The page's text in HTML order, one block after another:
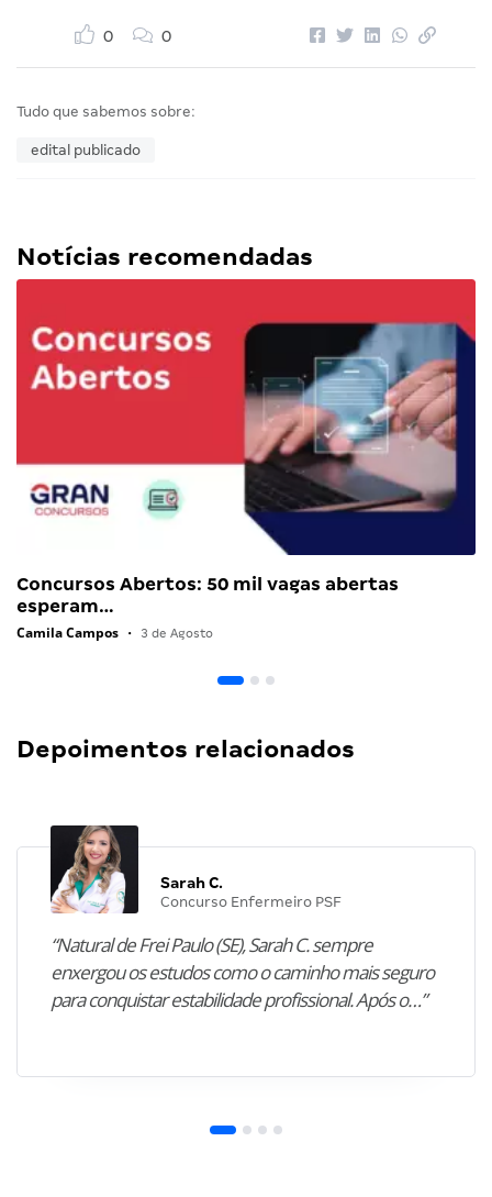
0 0
Tudo que sabemos sobre:
edital publicado
Notícias recomendadas
Concursos Abertos: 50 mil vagas abertas
esperam…
Camila Campos • 3 de Agosto
Depoimentos relacionados
Sarah C.
Concurso Enfermeiro PSF
“Natural de Frei Paulo (SE), Sarah C. sempre
enxergou os estudos como o caminho mais seguro
para conquistar estabilidade profissional. Após o…”